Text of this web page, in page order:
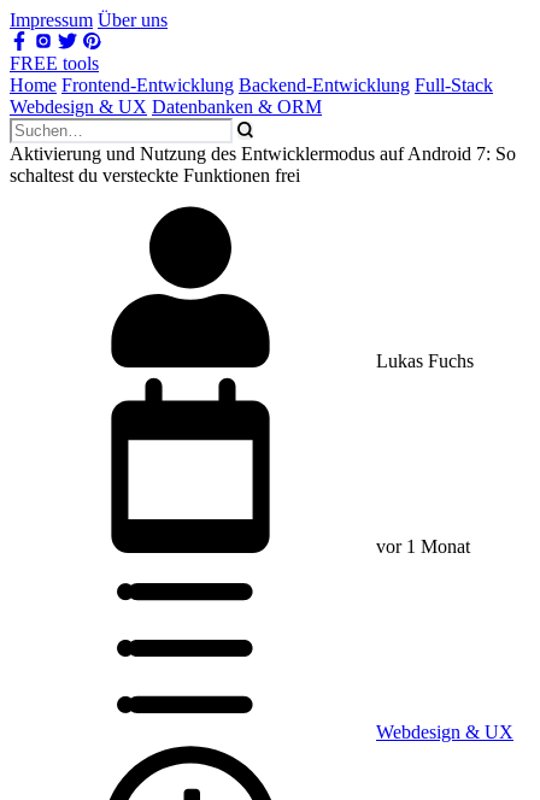
Impressum Über uns
FREE tools
Home Frontend-Entwicklung Backend-Entwicklung Full-Stack
Webdesign & UX Datenbanken & ORM
Aktivierung und Nutzung des Entwicklermodus auf Android 7: So
schaltest du versteckte Funktionen frei
Lukas Fuchs
vor 1 Monat
Webdesign & UX